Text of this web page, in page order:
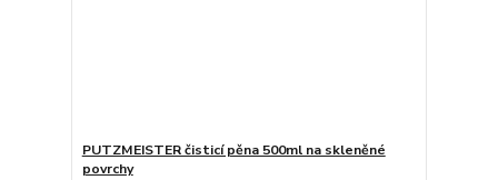
PUTZMEISTER čisticí pěna 500ml na skleněné
povrchy